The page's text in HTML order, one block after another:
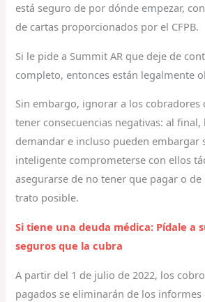
está seguro de por dónde empezar,
de cartas proporcionados por el CFPB.
Si le pide a Summit AR que deje de
completo, entonces están legalmente
Sin embargo, ignorar a los cobradores
tener consecuencias negativas: al final,
demandar e incluso pueden embargar
inteligente comprometerse con ellos
asegurarse de no tener que pagar o
trato posible.
Si tiene una deuda médica: Pídale a
seguros que la cubra
A partir del 1 de julio de 2022, los
pagados se eliminarán de los